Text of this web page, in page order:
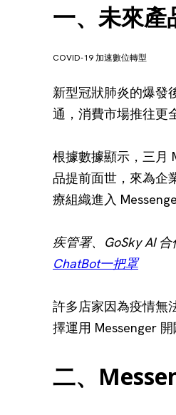
一、未來產
COVID-19 加速數位轉型
新型冠狀肺炎的爆發
通，消費市場推往更
根據數據顯示，三月
品提前面世，來為企
療組織進入
疾管署、GoSky AI
ChatBot一把罩
許多店家因為疫情無
擇運用 Messenger
二、